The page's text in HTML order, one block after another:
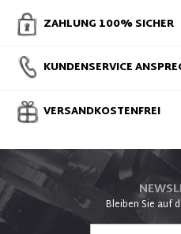
ZAHLUNG 100% SICHER
KUNDENSERVICE
VERSANDKOSTENFREI
Bleiben Sie auf